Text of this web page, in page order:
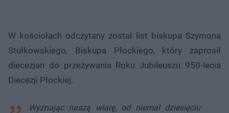
W kościołach odczytany został list biskupa Szymona
Stułkowskiego, Biskupa Płockiego, który zaprosił
diecezjan do przeżywania Roku Jubileuszu 950-lecia
Diecezji Płockiej.
Wyznając naszą wiarę, od niemal dziesięciu